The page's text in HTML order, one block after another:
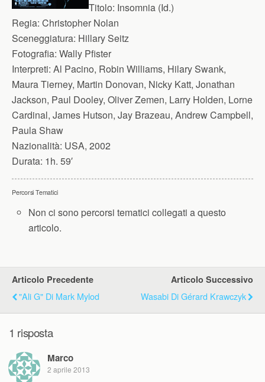
Titolo: Insomnia (Id.)
Regia: Christopher Nolan
Sceneggiatura: Hillary Seitz
Fotografia: Wally Pfister
Interpreti: Al Pacino, Robin Williams, Hilary Swank,
Maura Tierney, Martin Donovan, Nicky Katt, Jonathan
Jackson, Paul Dooley, Oliver Zemen, Larry Holden, Lorne
Cardinal, James Hutson, Jay Brazeau, Andrew Campbell,
Paula Shaw
Nazionalità: USA, 2002
Durata: 1h. 59′
Percorsi Tematici
Non ci sono percorsi tematici collegati a questo
articolo.
Articolo Precedente
"Ali G" Di Mark Mylod
Articolo Successivo
Wasabi Di Gérard Krawczyk
1 risposta
Marco
2 aprile 2013